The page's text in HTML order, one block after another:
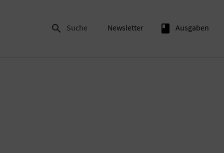
 Suche Newsletter book Ausgaben